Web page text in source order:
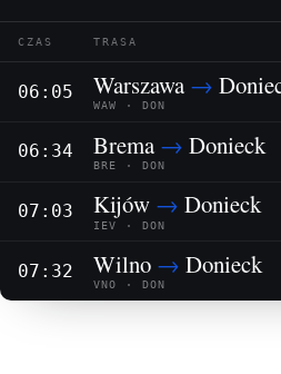
CZAS TRASA
06:05 Warszawa →
WAW · DON
06:34 Brema → Donieck
BRE · DON
07:03 Kijów → Donieck
IEV · DON
07:32 Wilno → Donieck
VNO · DON